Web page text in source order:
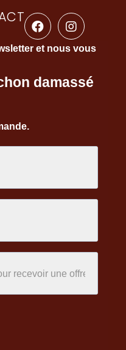
et nous vous
damassé